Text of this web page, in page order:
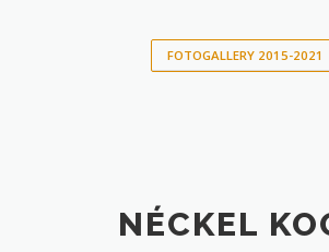
FOTOGALLERY 2015-2021
NÉCKEL